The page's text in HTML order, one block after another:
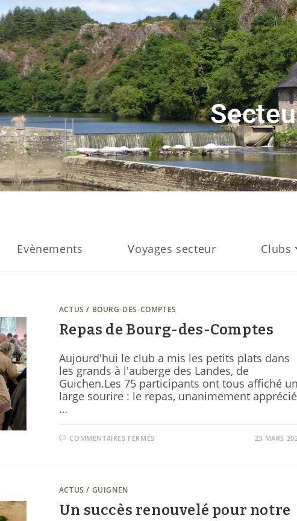
Evènements Voyages secteur Clubs
ACTUS / BOURG-DES-COMPTES
Repas de Bourg-des-Comptes
Aujourd'hui le club a mis les petits plats dans
les grands à l'auberge des Landes, de
Guichen.Les 75 participants ont tous affiché
large sourire : le repas, unanimement
…
COMMENTAIRES FERMÉS 23 MARS
ACTUS / GUIGNEN
Un succès renouvelé pour notre